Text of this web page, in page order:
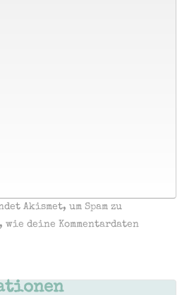
Akismet, um Spam zu
wie deine Kommentardaten